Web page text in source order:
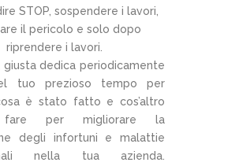
STOP, sospendere i lavori,
il pericolo e solo dopo
riprendere i lavori.
giusta dedica periodicamente
tuo prezioso tempo per
è stato fatto e cos’altro
fare per migliorare la
degli infortuni e malattie
nella tua azienda.